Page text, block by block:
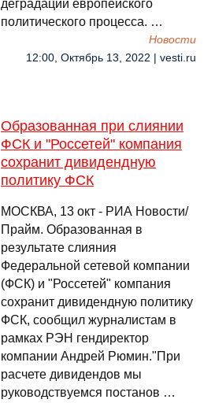
деградации европейского
политического процесса. …
Новости
12:00, Октябрь 13, 2022 | vesti.ru
Образованная при слиянии
ФСК и "Россетей" компания
сохранит дивидендную
политику ФСК
МОСКВА, 13 окт - РИА Новости/
Прайм. Образованная в
результате слияния
Федеральной сетевой компании
(ФСК) и "Россетей" компания
сохранит дивидендную политику
ФСК, сообщил журналистам в
рамках РЭН гендиректор
компании Андрей Рюмин."При
расчете дивидендов мы
руководствуемся постанов …